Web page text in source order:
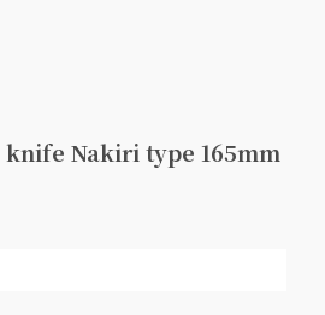
Nakiri type 165mm